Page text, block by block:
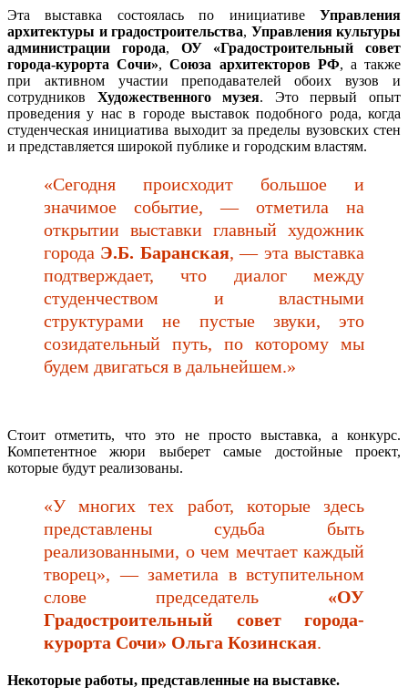
Эта выставка состоялась по инициативе Управления
архитектуры и градостроительства, Управления культуры
администрации города, ОУ «Градостроительный совет
города-курорта Сочи»,Союза архитекторов РФ, а также
при активном участии преподавателей обоих вузов и
сотрудников Художественного музея. Это первый опыт
проведения у нас в городе выставок подобного рода, когда
студенческая инициатива выходит за пределы вузовских стен
и представляется широкой публике и городским властям.
«Сегодня происходит большое и
значимое событие, — отметила на
открытии выставки главный художник
города Э.Б. Баранская, — эта выставка
подтверждает, что диалог между
студенчеством и властными
структурами не пустые звуки, это
созидательный путь, по которому мы
будем двигаться в дальнейшем.»
Стоит отметить, что это не просто выставка, а конкурс.
Компетентное жюри выберет самые достойные проект,
которые будут реализованы.
«У многих тех работ, которые здесь
представлены судьба быть
реализованными, о чем мечтает каждый
творец», — заметила в вступительном
слове председатель «ОУ
Градостроительный совет города-
курорта Сочи» Ольга Козинская.
Некоторые работы, представленные на выставке.